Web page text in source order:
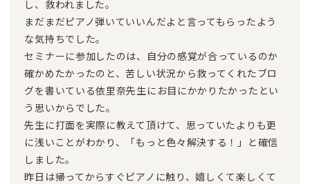
し、救われました。
まだまだピアノ弾いていいんだよと言ってもらったよう
な気持ちでした。
セミナーに参加したのは、自分の感覚が合っているのか
確かめたかったのと、苦しい状況から救ってくれたブロ
グを書いている依里奈先生にお目にかかりたかったとい
う思いからでした。
先生に打面を実際に教えて頂けて、思っていたよりも更
に浅いことがわかり、「もっと色々解決する！」と確信
しました。
昨日は帰ってからすぐピアノに触り、嬉しくて楽しくて